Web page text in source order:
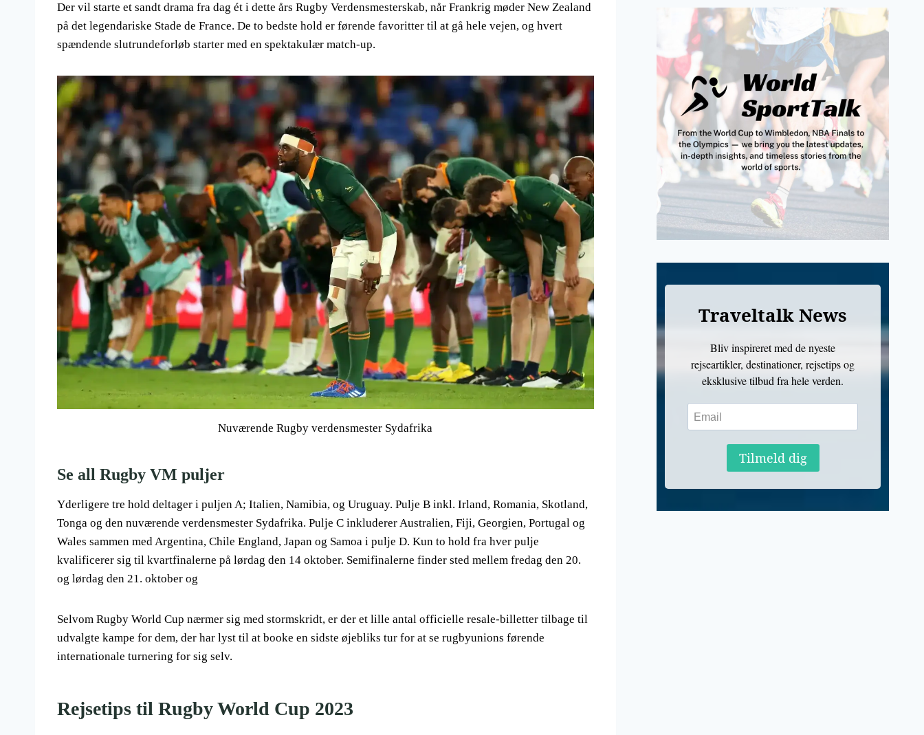
Der vil starte et sandt drama fra dag ét i dette års Rugby Verdensmesterskab, når Frankrig møder New Zealand
på det legendariske Stade de France. De to bedste hold er førende favoritter til at gå hele vejen, og hvert
spændende slutrundeforløb starter med en spektakulær match-up.
Nuværende Rugby verdensmester Sydafrika
Se all Rugby VM puljer
Yderligere tre hold deltager i puljen A; Italien, Namibia, og Uruguay. Pulje B inkl. Irland, Romania, Skotland,
Tonga og den nuværende verdensmester Sydafrika. Pulje C inkluderer Australien, Fiji, Georgien, Portugal og
Wales sammen med Argentina, Chile England, Japan og Samoa i pulje D. Kun to hold fra hver pulje
kvalificerer sig til kvartfinalerne på lørdag den 14 oktober. Semifinalerne finder sted mellem fredag ​​den 20.
og lørdag den 21. oktober og
Selvom Rugby World Cup nærmer sig med stormskridt, er der et lille antal officielle resale-billetter tilbage til
udvalgte kampe for dem, der har lyst til at booke en sidste øjebliks tur for at se rugbyunions førende
internationale turnering for sig selv.
Rejsetips til Rugby World Cup 2023
Traveltalk News
Bliv inspireret med de nyeste
rejseartikler, destinationer, rejsetips og
eksklusive tilbud fra hele verden.
Tilmeld dig